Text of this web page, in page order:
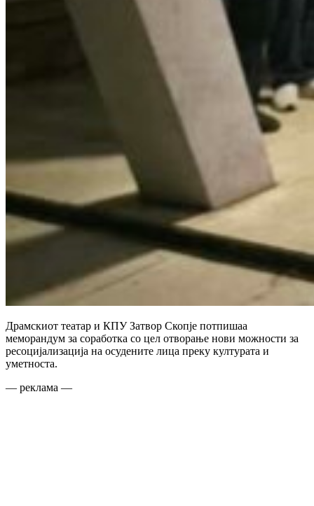
Драмскиот театар и КПУ Затвор Скопје потпишаа
меморандум за соработка со цел отворање нови можности за
ресоцијализација на осудените лица преку културата и
уметноста.
— реклама —